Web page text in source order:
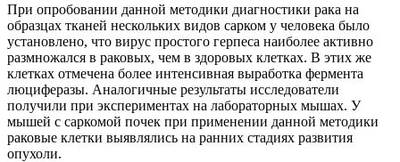
При опробовании данной методики диагностики рака на
образцах тканей нескольких видов сарком у человека было
установлено, что вирус простого герпеса наиболее активно
размножался в раковых, чем в здоровых клетках. В этих же
клетках отмечена более интенсивная выработка фермента
люциферазы. Аналогичные результаты исследователи
получили при экспериментах на лабораторных мышах. У
мышей с саркомой почек при применении данной методики
раковые клетки выявлялись на ранних стадиях развития
опухоли.